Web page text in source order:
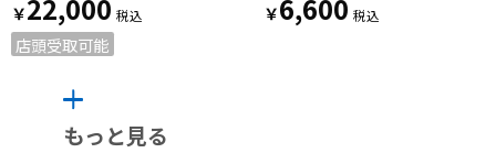
￥22,000
店頭受取可能
￥6,600
もっと見る